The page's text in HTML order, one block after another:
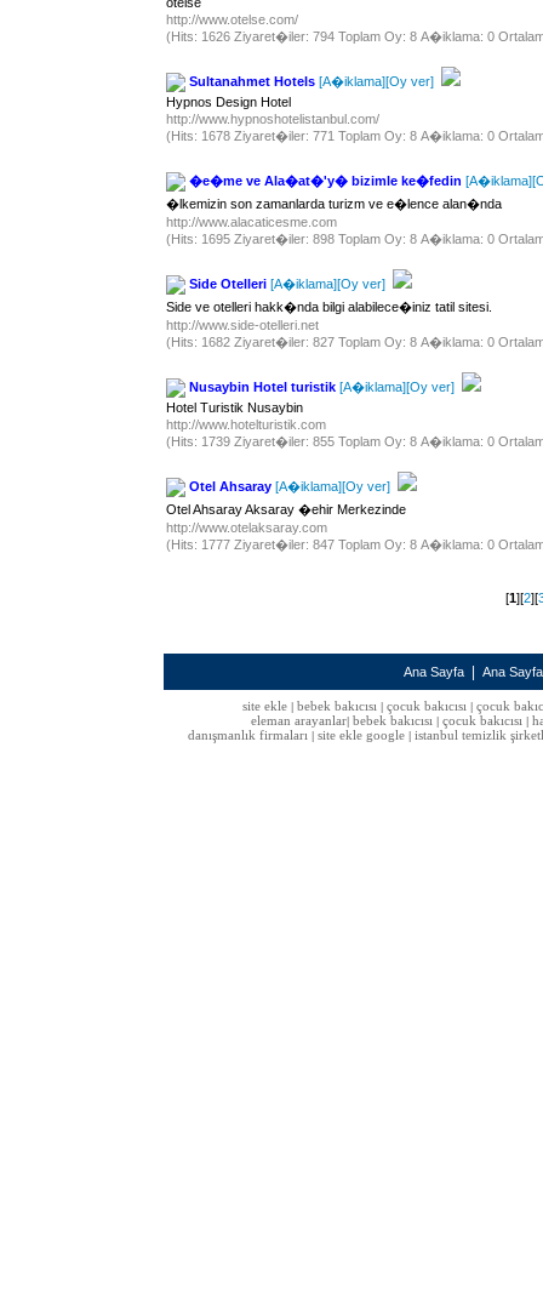
http://www.otelse.com/
(Hits: 1626 Ziyaret�iler: 794 Toplam Oy: 8 A�iklama: 0
Sultanahmet Hotels [A�iklama][Oy ver]
Hypnos Design Hotel
http://www.hypnoshotelistanbul.com/
(Hits: 1678 Ziyaret�iler: 771 Toplam Oy: 8 A�iklama: 0
�e�me ve Ala�at�'y� bizimle ke�fedin [A�iklama]
�lkemizin son zamanlarda turizm ve e�lence alan�nda
http://www.alacaticesme.com
(Hits: 1695 Ziyaret�iler: 898 Toplam Oy: 8 A�iklama: 0
Side Otelleri [A�iklama][Oy ver]
Side ve otelleri hakk�nda bilgi alabilece�iniz tatil sitesi.
http://www.side-otelleri.net
(Hits: 1682 Ziyaret�iler: 827 Toplam Oy: 8 A�iklama: 0
Nusaybin Hotel turistik [A�iklama][Oy ver]
Hotel Turistik Nusaybin
http://www.hotelturistik.com
(Hits: 1739 Ziyaret�iler: 855 Toplam Oy: 8 A�iklama: 0
Otel Ahsaray [A�iklama][Oy ver]
Otel Ahsaray Aksaray �ehir Merkezinde
http://www.otelaksaray.com
(Hits: 1777 Ziyaret�iler: 847 Toplam Oy: 8 A�iklama: 0
[1][2][
Ana Sayfa Ana
site ekle| bebek bakıcısı| çocuk bakıcısı| çocuk
eleman arayanlar bebek bakıcısı çocuk bakıcısı
danışmanlık firmaları
site ekle google istanbul temizlik